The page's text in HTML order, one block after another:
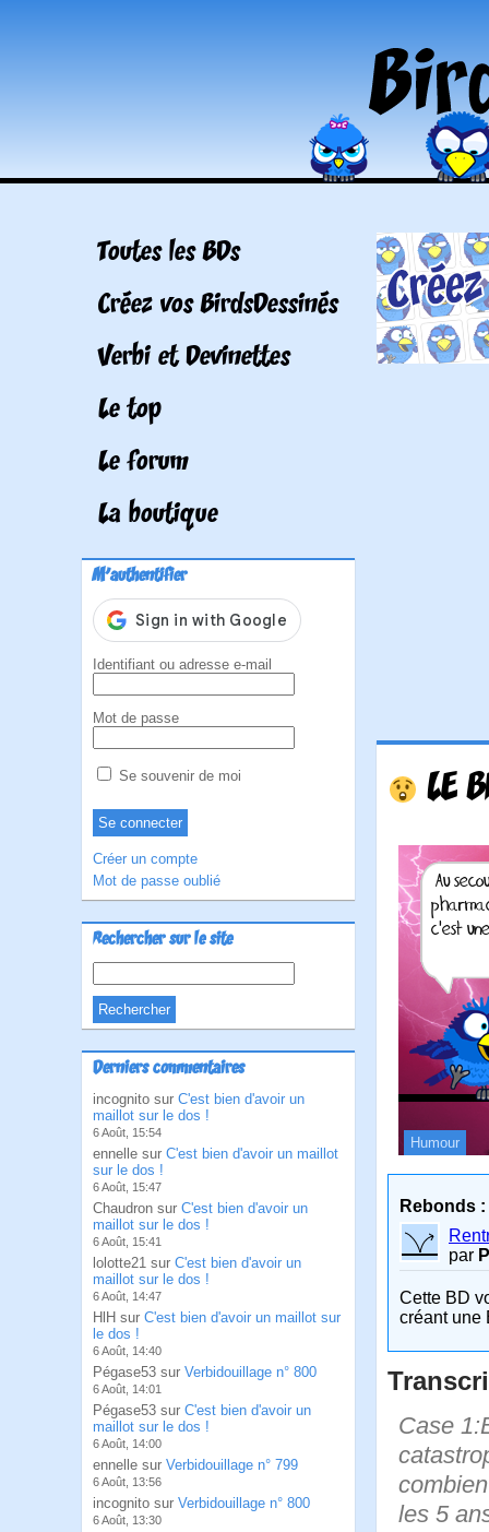
Toutes les BDs
Créez vos BirdsDessinés
Verbi et Devinettes
Le top
Le forum
La boutique
M'authentifier
Identifiant ou adresse e-mail
Mot de passe
Se souvenir de moi
Créer un compte
Mot de passe oublié
Rechercher sur le site
Derniers commentaires
incognito sur C'est bien d'avoir un
maillot sur le dos !
6 Août, 15:54
ennelle sur C'est bien d'avoir un maillot
sur le dos !
6 Août, 15:47
Chaudron sur C'est bien d'avoir un
maillot sur le dos !
6 Août, 15:41
lolotte21 sur C'est bien d'avoir un
maillot sur le dos !
6 Août, 14:47
HlH sur C'est bien d'avoir un maillot sur
le dos !
6 Août, 14:40
Pégase53 sur Verbidouillage n° 800
6 Août, 14:01
Pégase53 sur C'est bien d'avoir un
maillot sur le dos !
6 Août, 14:00
ennelle sur Verbidouillage n° 799
6 Août, 13:56
incognito sur Verbidouillage n° 800
6 Août, 13:30
LE
Humour
Rebonds :
par
Cette BD
créant une
Case
les 5